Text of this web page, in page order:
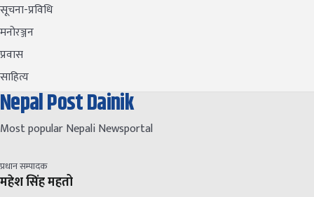
सूचना-प्रविधि
मनोरञ्जन
प्रवास
साहित्य
Nepal Post Dainik
Most popular Nepali Newsportal
प्रधान सम्पादक
महेश सिंह महतो